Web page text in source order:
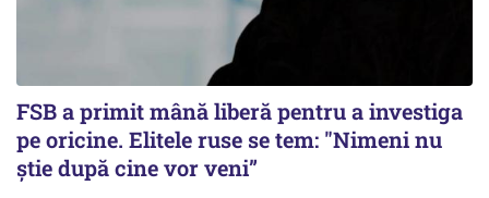
FSB a primit mână liberă pentru a investiga
pe oricine. Elitele ruse se tem: "Nimeni nu
știe după cine vor veni”